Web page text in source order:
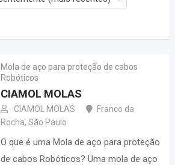
Mola de aço para proteção de cabos
Robóticos
CIAMOL MOLAS
CIAMOL MOLAS
Franco da
Rocha, São Paulo
O que é uma Mola de aço para proteção
de cabos Robóticos? Uma mola de aço